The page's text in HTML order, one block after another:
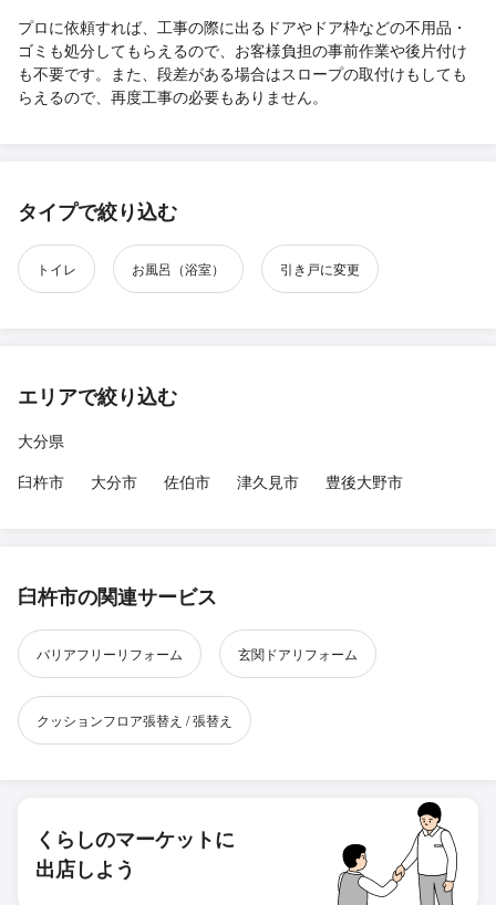
プロに依頼すれば、工事の際に出るドアやドア枠などの不用品・
ゴミも処分してもらえるので、お客様負担の事前作業や後片付け
も不要です。また、段差がある場合はスロープの取付けもしても
らえるので、再度工事の必要もありません。
タイプで絞り込む
トイレ お風呂（浴室） 引き戸に変更
エリアで絞り込む
大分県
臼杵市
大分市 佐伯市 津久見市 豊後大野市
臼杵市の関連サービス
バリアフリーリフォーム 玄関ドアリフォーム
クッションフロア張替え / 張替え
くらしのマーケットに
出店しよう